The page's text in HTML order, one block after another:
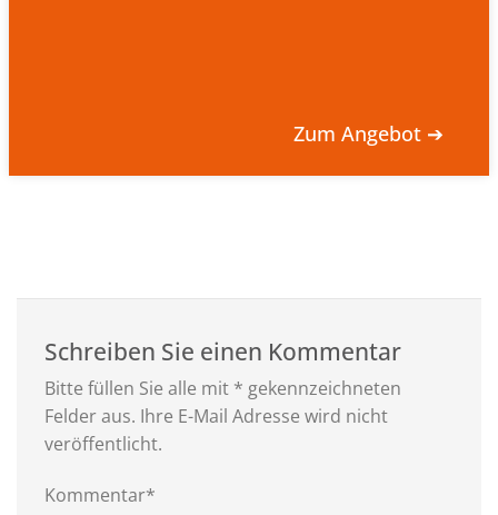
Zum Angebot ➔
Schreiben Sie einen Kommentar
Bitte füllen Sie alle mit * gekennzeichneten
Felder aus. Ihre E-Mail Adresse wird nicht
veröffentlicht.
Kommentar*